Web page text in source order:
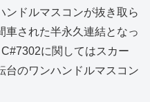
ンドルマスコンが抜き取ら
車された半永久連結となっ
に関してはスカー
台のワンハンドルマスコン